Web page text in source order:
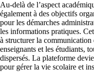
Au-delà de l’aspect
également à des objectifs
pour les démarches
les informations pratiques. Cet
à structurer la communication
enseignants et les étudiants,
dispersés. La plateforme
pour gérer la vie scolaire et